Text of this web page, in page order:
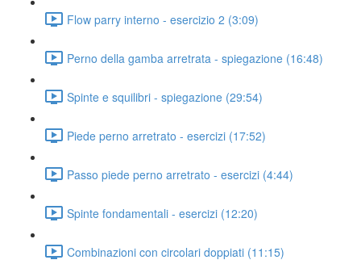
Flow parry interno - esercizio 2 (3:09)
Perno della gamba arretrata - spiegazione (16:48)
Spinte e squilibri - spiegazione (29:54)
Piede perno arretrato - esercizi (17:52)
Passo piede perno arretrato - esercizi (4:44)
Spinte fondamentali - esercizi (12:20)
Combinazioni con circolari doppiati (11:15)